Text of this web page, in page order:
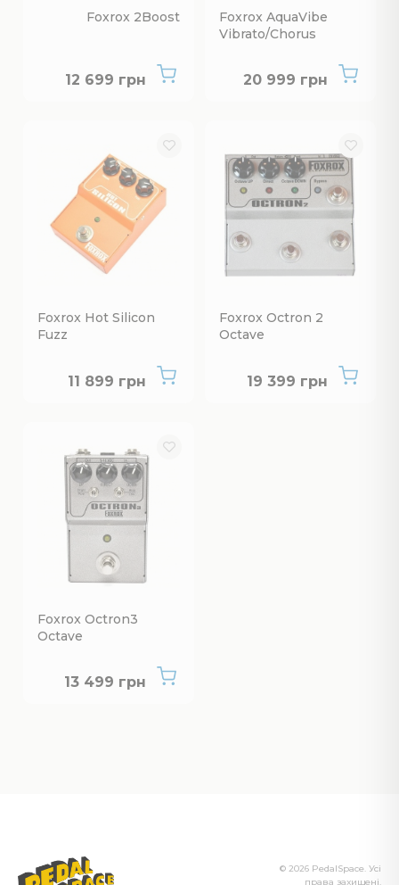
Foxrox 2Boost
12 699 грн
Немає в наявності
Foxrox AquaVibe
Vibrato/Chorus
20 999 грн
Немає в
Foxrox Hot Silicon
Fuzz
11 899 грн
Немає в наявності
Foxrox Octron 2
Octave
19 399 грн
Немає в
Foxrox Octron3
Octave
13 499 грн
Немає в наявності
© 2026 PedalSpace. Усі
права захищені.